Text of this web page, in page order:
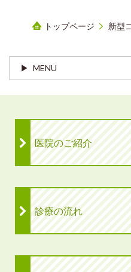
トップページ 新型
MENU
医院のご紹介
診療の流れ